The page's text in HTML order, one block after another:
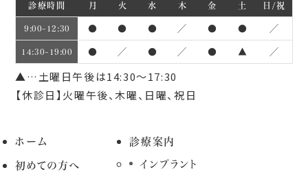
診療時間 月 火 水 木 金 土 日/祝
9:00~12:30 ● ● ● ／ ● ● ／
14:30~19:00 ● ／ ● ／ ● ▲ ／
▲…土曜日午後は14:30～17:30
【休診日】火曜午後、木曜、日曜、祝日
ホーム
初めての方へ
診療案内
インプラント